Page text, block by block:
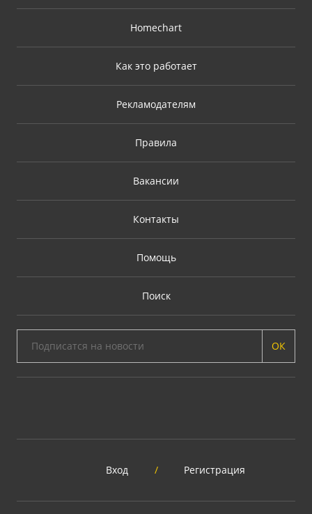
Homechart
Как это работает
Рекламодателям
Правила
Вакансии
Контакты
Помощь
Поиск
ОК
Вход / Регистрация